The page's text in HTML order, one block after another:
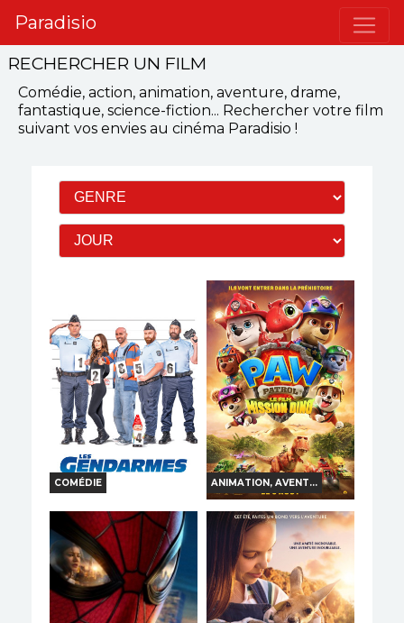
Paradisio
RECHERCHER UN FILM
Comédie, action, animation, aventure, drame,
fantastique, science-fiction... Rechercher votre film
suivant vos envies au cinéma Paradisio !
COMÉDIE
LES GENDARMES
Horaires et Infos
Bande-annonce
ANIMATION, AVENT...
LA PAT' PATROUILLE :
LE FILM MISSION DINO
Horaires et Infos
Bande-annonce